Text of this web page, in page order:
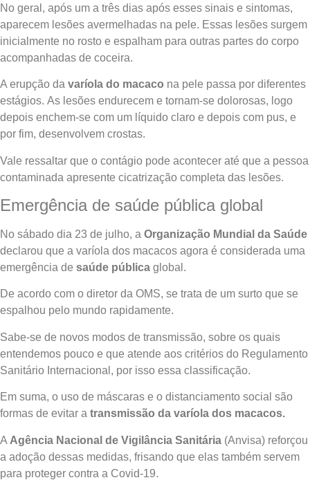
No geral, após um a três dias após esses sinais e sintomas,
aparecem lesões avermelhadas na pele. Essas lesões surgem
inicialmente no rosto e espalham para outras partes do corpo
acompanhadas de coceira.
A erupção da varíola do macaco na pele passa por diferentes
estágios. As lesões endurecem e tornam-se dolorosas, logo
depois enchem-se com um líquido claro e depois com pus, e
por fim, desenvolvem crostas.
Vale ressaltar que o contágio pode acontecer até que a pessoa
contaminada apresente cicatrização completa das lesões.
Emergência de saúde pública global
No sábado dia 23 de julho, a Organização Mundial da Saúde
declarou que a varíola dos macacos agora é considerada uma
emergência de saúde pública global.
De acordo com o diretor da OMS, se trata de um surto que se
espalhou pelo mundo rapidamente.
Sabe-se de novos modos de transmissão, sobre os quais
entendemos pouco e que atende aos critérios do Regulamento
Sanitário Internacional, por isso essa classificação.
Em suma, o uso de máscaras e o distanciamento social são
formas de evitar a transmissão da varíola dos macacos.
A Agência Nacional de Vigilância Sanitária (Anvisa) reforçou
a adoção dessas medidas, frisando que elas também servem
para proteger contra a Covid-19.